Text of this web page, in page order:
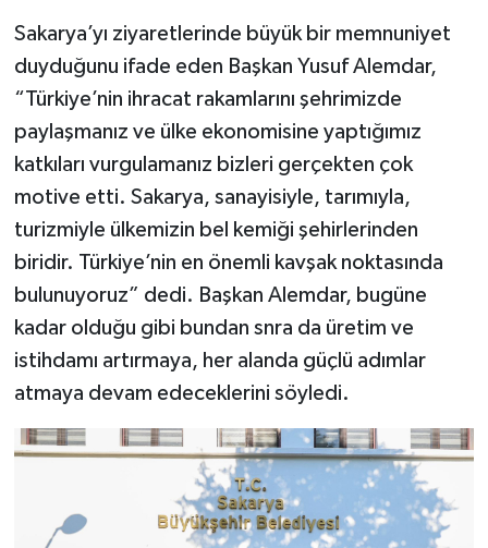
Sakarya’yı ziyaretlerinde büyük bir memnuniyet
duyduğunu ifade eden Başkan Yusuf Alemdar,
“Türkiye’nin ihracat rakamlarını şehrimizde
paylaşmanız ve ülke ekonomisine yaptığımız
katkıları vurgulamanız bizleri gerçekten çok
motive etti. Sakarya, sanayisiyle, tarımıyla,
turizmiyle ülkemizin bel kemiği şehirlerinden
biridir. Türkiye’nin en önemli kavşak noktasında
bulunuyoruz” dedi. Başkan Alemdar, bugüne
kadar olduğu gibi bundan snra da üretim ve
istihdamı artırmaya, her alanda güçlü adımlar
atmaya devam edeceklerini söyledi.